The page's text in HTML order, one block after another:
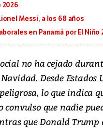
2026
Messi, a los 68 años
en Panamá por El Niño
no ha cejado
Desde
lo que indica
que nadie
que Donald